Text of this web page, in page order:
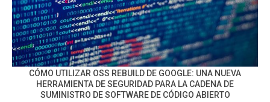
CÓMO UTILIZAR OSS REBUILD DE GOOGLE: UNA NUEVA
HERRAMIENTA DE SEGURIDAD PARA LA CADENA DE
SUMINISTRO DE SOFTWARE DE CÓDIGO ABIERTO